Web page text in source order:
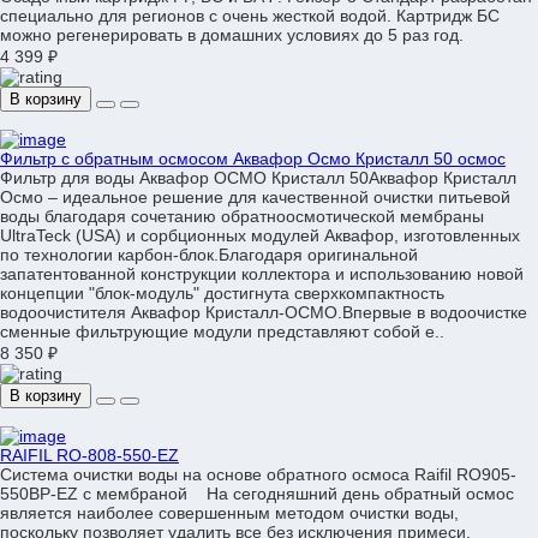
специально для регионов с очень жесткой водой. Картридж БС
можно регенерировать в домашних условиях до 5 раз год.
4 399 ₽
В корзину
Фильтр с обратным осмосом Аквафор Осмо Кристалл 50 осмос
Фильтр для воды Аквафор ОСМО Кристалл 50Аквафор Кристалл
Осмо – идеальное решение для качественной очистки питьевой
воды благодаря сочетанию обратноосмотической мембраны
UltraTeck (USA) и сорбционных модулей Аквафор, изготовленных
по технологии карбон-блок.Благодаря оригинальной
запатентованной конструкции коллектора и использованию новой
концепции "блок-модуль" достигнута сверхкомпактность
водоочистителя Аквафор Кристалл-ОСМО.Впервые в водоочистке
сменные фильтрующие модули представляют собой е..
8 350 ₽
В корзину
RAIFIL RO-808-550-EZ
Система очистки воды на основе обратного осмоса Raifil RO905-
550BP-EZ с мембраной На сегодняшний день обратный осмос
является наиболее совершенным методом очистки воды,
поскольку позволяет удалить все без исключения примеси,